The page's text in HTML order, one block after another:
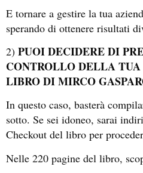
E tornare a gestire la tua
sperando di ottenere risultati
2) PUOI DECIDERE DI
CONTROLLO DELLA
LIBRO DI MIRCO
In questo caso, basterà
sotto. Se sei idoneo, sarai
Checkout del libro per
Nelle 220 pagine del libro,